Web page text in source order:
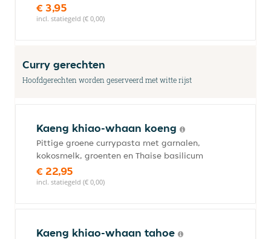
€ 3,95
incl. statiegeld (€ 0,00)
Curry gerechten
Hoofdgerechten worden geserveerd met witte rijst
Kaeng khiao-whaan koeng
Pittige groene currypasta met garnalen,
kokosmelk, groenten en Thaise basilicum
€ 22,95
incl. statiegeld (€ 0,00)
Kaeng khiao-whaan tahoe